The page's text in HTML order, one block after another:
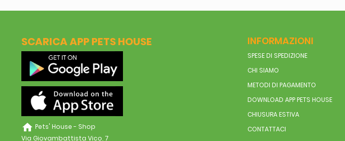
SCARICA APP PETS HOUSE
home Pets' House - Shop
Via Giovambattista Vico, 7
INFORMAZIONI
SPESE DI SPEDIZIONE
CHI SIAMO
METODI DI PAGAMENTO
DOWNLOAD APP PETS HOUSE
CHIUSURA ESTIVA
CONTATTACI